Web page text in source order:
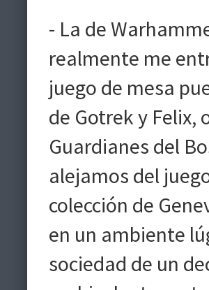
- La de
realmente me
juego de mesa
de Gotrek y Felix,
Guardianes del
alejamos del
colección de
en un ambiente
sociedad de un